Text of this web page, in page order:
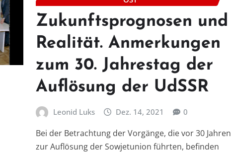
Zukunftsprognosen und
Realität. Anmerkungen
zum 30. Jahrestag der
Auflösung der UdSSR
Leonid Luks Dez. 14, 2021 0
Bei der Betrachtung der Vorgänge, die vor 30 Jahren
zur Auflösung der Sowjetunion führten, befinden